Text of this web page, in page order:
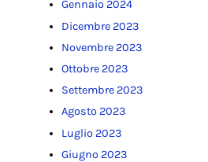
Gennaio 2024
Dicembre 2023
Novembre 2023
Ottobre 2023
Settembre 2023
Agosto 2023
Luglio 2023
Giugno 2023